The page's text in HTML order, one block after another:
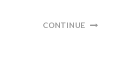
CONTINUE